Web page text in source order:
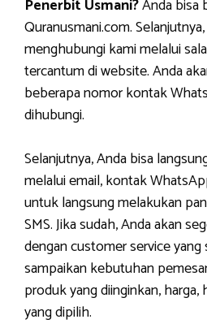
Penerbit Usmani?Anda bisa
Quranusmani.com.
menghubungi kami melalui
tercantum di website. Anda
beberapa nomor kontak
dihubungi.
Selanjutnya, Anda bisa
melalui email, kontak
untuk langsung melakukan
SMS. Jika sudah, Anda akan
dengan customer service
sampaikan kebutuhan
produk yang diinginkan,
yang dipilih.